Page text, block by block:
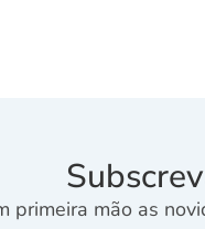
primeira mão as